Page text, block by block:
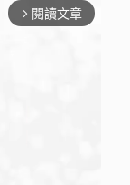
arrow_forward_ios 閱讀文章